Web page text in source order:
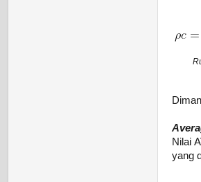
Nilai
yang